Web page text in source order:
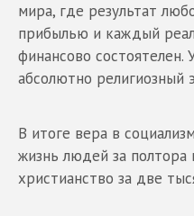
мира, где результат
прибылью и каждый
финансово состоятелен.
абсолютно религиозный
В итоге вера в
жизнь людей за полтора
христианство за две